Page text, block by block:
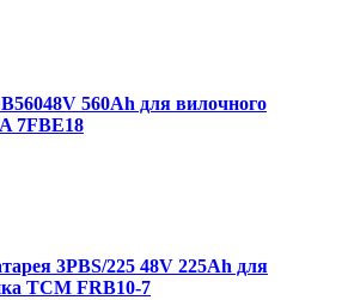
560Ah для вилочного
7FBE18
3PBS/225 48V 225Ah для
TCM FRB10-7